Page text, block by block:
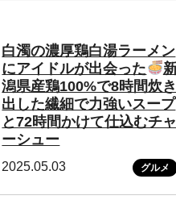
白濁の濃厚鶏白湯ラーメン
にアイドルが出会った
潟県産鶏100%で8時間炊
出した繊細で力強いスープ
と72時間かけて仕込むチ
ーシュー
2025.05.03 グルメ